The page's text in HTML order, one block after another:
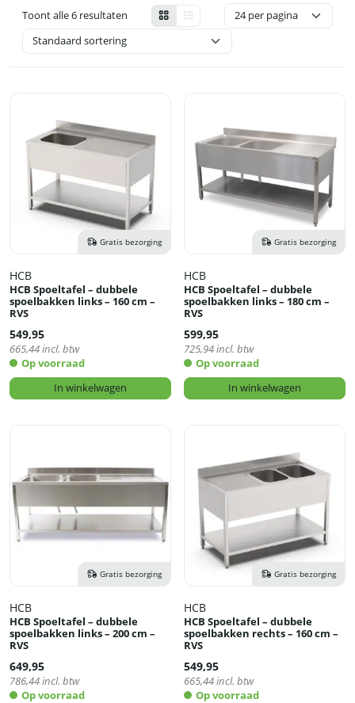
Toont alle 6 resultaten
Gratis bezorging
HCB
HCB Spoeltafel – dubbele
spoelbakken links – 160 cm –
RVS
549,95
665,44incl. btw
Op voorraad
In winkelwagen
Gratis bezorging
HCB
HCB Spoeltafel – dubbele
spoelbakken links – 180 cm –
RVS
599,95
725,94incl. btw
Op voorraad
In winkelwagen
Gratis bezorging
HCB
HCB Spoeltafel – dubbele
spoelbakken links – 200 cm –
RVS
649,95
786,44incl. btw
Op voorraad
Gratis bezorging
HCB
HCB Spoeltafel – dubbele
spoelbakken rechts – 160 cm –
RVS
549,95
665,44incl. btw
Op voorraad